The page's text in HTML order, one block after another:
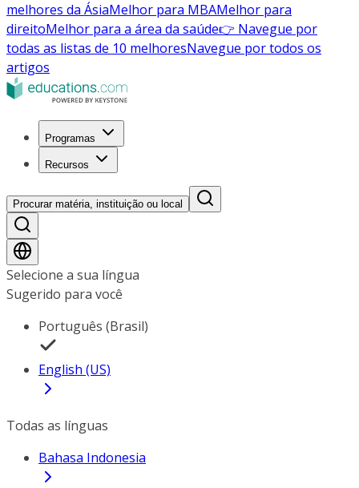
melhores da ÁsiaMelhor para MBAMelhor para
direitoMelhor para a área da saúde👉 Navegue por
todas as listas de 10 melhoresNavegue por todos os
artigos
Programas
Recursos
Procurar matéria, instituição ou local
Selecione a sua língua
Sugerido para você
Português (Brasil)
English (US)
Todas as línguas
Bahasa Indonesia